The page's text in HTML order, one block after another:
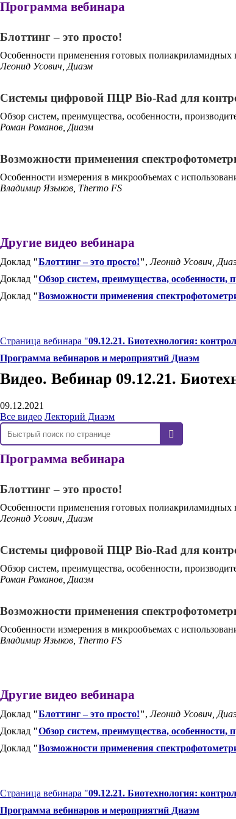
Программа вебинара
Блоттинг – это просто!
Особенности применения готовых полиакриламидных
Леонид Усович, Диаэм
Системы цифровой ПЦР Bio-Rad для
Обзор систем, преимущества, особенности,
Роман Романов, Диаэм
Возможности применения
Особенности измерения в микрообъемах с
Владимир Языков, Thermo FS
Другие видео вебинара
Доклад "Блоттинг – это просто!",Леонид Усович,
Доклад "Обзор систем, преимущества, особенности,
Доклад "Возможности применения
Страница вебинара "09.12.21. Биотехнология:
Программа вебинаров и мероприятий Диаэм
Видео. Вебинар 09.12.21.
09.12.2021
Все видео Лекторий Диаэм
Программа вебинара
Блоттинг – это просто!
Особенности применения готовых полиакриламидных
Леонид Усович, Диаэм
Системы цифровой ПЦР Bio-Rad для
Обзор систем, преимущества, особенности,
Роман Романов, Диаэм
Возможности применения
Особенности измерения в микрообъемах с
Владимир Языков, Thermo FS
Другие видео вебинара
Доклад "Блоттинг – это просто!",Леонид Усович,
Доклад "Обзор систем, преимущества, особенности,
Доклад "Возможности применения
Страница вебинара "09.12.21. Биотехнология:
Программа вебинаров и мероприятий Диаэм